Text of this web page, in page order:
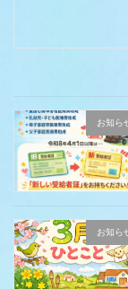
お知ら
お知ら